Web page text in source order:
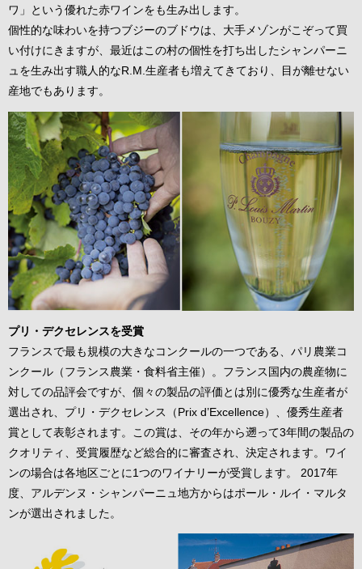
ワ」という優れた赤ワインをも生み出します。
個性的な味わいを持つブジーのブドウは、大手メゾンがこぞって買
い付けにきますが、最近はこの村の個性を打ち出したシャンパーニ
ュを生み出す職人的なR.M.生産者も増えてきており、目が離せない
産地でもあります。
プリ・デクセレンスを受賞
フランスで最も規模の大きなコンクールの一つである、パリ農業コ
ンクール（フランス農業・食料省主催）。フランス国内の農産物に
対しての品評会ですが、個々の製品の評価とは別に優秀な生産者が
選出され、プリ・デクセレンス（Prix d’Excellence）、優秀生産者
賞として表彰されます。この賞は、その年から遡って3年間の製品の
クオリティ、受賞履歴など総合的に審査され、決定されます。ワイ
ンの場合は各地区ごとに1つのワイナリーが受賞します。 2017年
度、アルデンヌ・シャンパーニュ地方からはポール・ルイ・マルタ
ンが選出されました。